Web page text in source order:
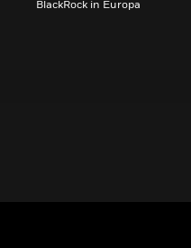
BlackRock in Europa